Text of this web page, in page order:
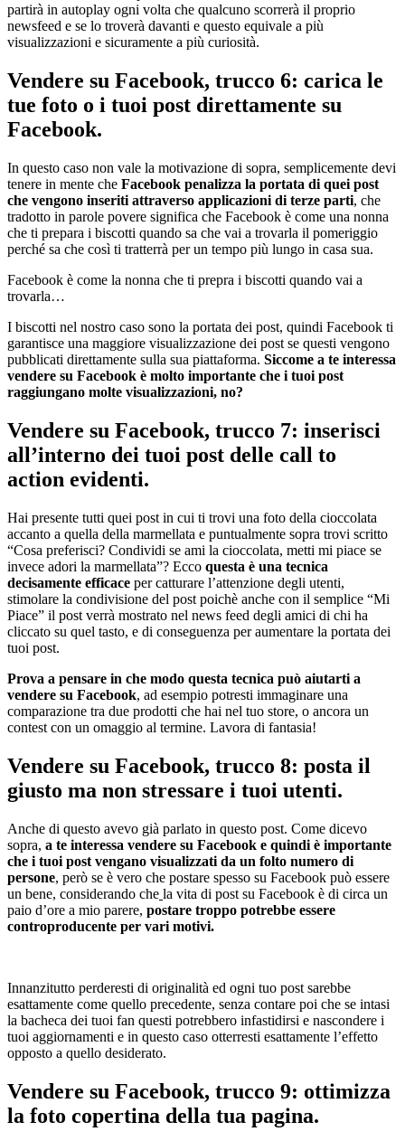
partirà in autoplay ogni volta che qualcuno scorrerà il proprio
newsfeed e se lo troverà davanti e questo equivale a più
visualizzazioni e sicuramente a più curiosità.
Vendere su Facebook, trucco 6: carica le
tue foto o i tuoi post direttamente su
Facebook.
In questo caso non vale la motivazione di sopra, semplicemente devi
tenere in mente che Facebook penalizza la portata di quei post
che vengono inseriti attraverso applicazioni di terze parti, che
tradotto in parole povere significa che Facebook è come una nonna
che ti prepara i biscotti quando sa che vai a trovarla il pomeriggio
perché sa che così ti tratterrà per un tempo più lungo in casa sua.
Facebook è come la nonna che ti prepra i biscotti quando vai a
trovarla…
I biscotti nel nostro caso sono la portata dei post, quindi Facebook ti
garantisce una maggiore visualizzazione dei post se questi vengono
pubblicati direttamente sulla sua piattaforma. Siccome a te interessa
vendere su Facebook è molto importante che i tuoi post
raggiungano molte visualizzazioni, no?
Vendere su Facebook, trucco 7: inserisci
all’interno dei tuoi post delle call to
action evidenti.
Hai presente tutti quei post in cui ti trovi una foto della cioccolata
accanto a quella della marmellata e puntualmente sopra trovi scritto
“Cosa preferisci? Condividi se ami la cioccolata, metti mi piace se
invece adori la marmellata”? Ecco questa è una tecnica
decisamente efficace per catturare l’attenzione degli utenti,
stimolare la condivisione del post poichè anche con il semplice “Mi
Piace” il post verrà mostrato nel news feed degli amici di chi ha
cliccato su quel tasto, e di conseguenza per aumentare la portata dei
tuoi post.
Prova a pensare in che modo questa tecnica può aiutarti a
vendere su Facebook, ad esempio potresti immaginare una
comparazione tra due prodotti che hai nel tuo store, o ancora un
contest con un omaggio al termine. Lavora di fantasia!
Vendere su Facebook, trucco 8: posta il
giusto ma non stressare i tuoi utenti.
Anche di questo avevo già parlato in questo post. Come dicevo
sopra, a te interessa vendere su Facebook e quindi è importante
che i tuoi post vengano visualizzati da un folto numero di
persone, però se è vero che postare spesso su Facebook può essere
un bene, considerando che la vita di post su Facebook è di circa un
paio d’ore a mio parere, postare troppo potrebbe essere
controproducente per vari motivi.
Innanzitutto perderesti di originalità ed ogni tuo post sarebbe
esattamente come quello precedente, senza contare poi che se intasi
la bacheca dei tuoi fan questi potrebbero infastidirsi e nascondere i
tuoi aggiornamenti e in questo caso otterresti esattamente l’effetto
opposto a quello desiderato.
Vendere su Facebook, trucco 9: ottimizza
la foto copertina della tua pagina.